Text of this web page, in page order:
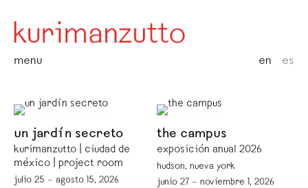
menu en es
un jardín secreto
kurimanzutto | ciudad de
méxico | project room
julio 25 – agosto 15, 2026
the campus
exposición anual 2026
hudson, nueva york
junio 27 – noviembre 1, 2026